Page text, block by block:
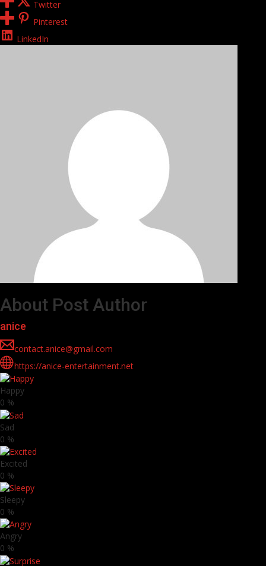
Twitter
Pinterest
LinkedIn
About Post Author
anice
contact.anice@gmail.com
https://anice-entertainment.net
Happy
0 %
Sad
0 %
Excited
0 %
Sleepy
0 %
Angry
0 %